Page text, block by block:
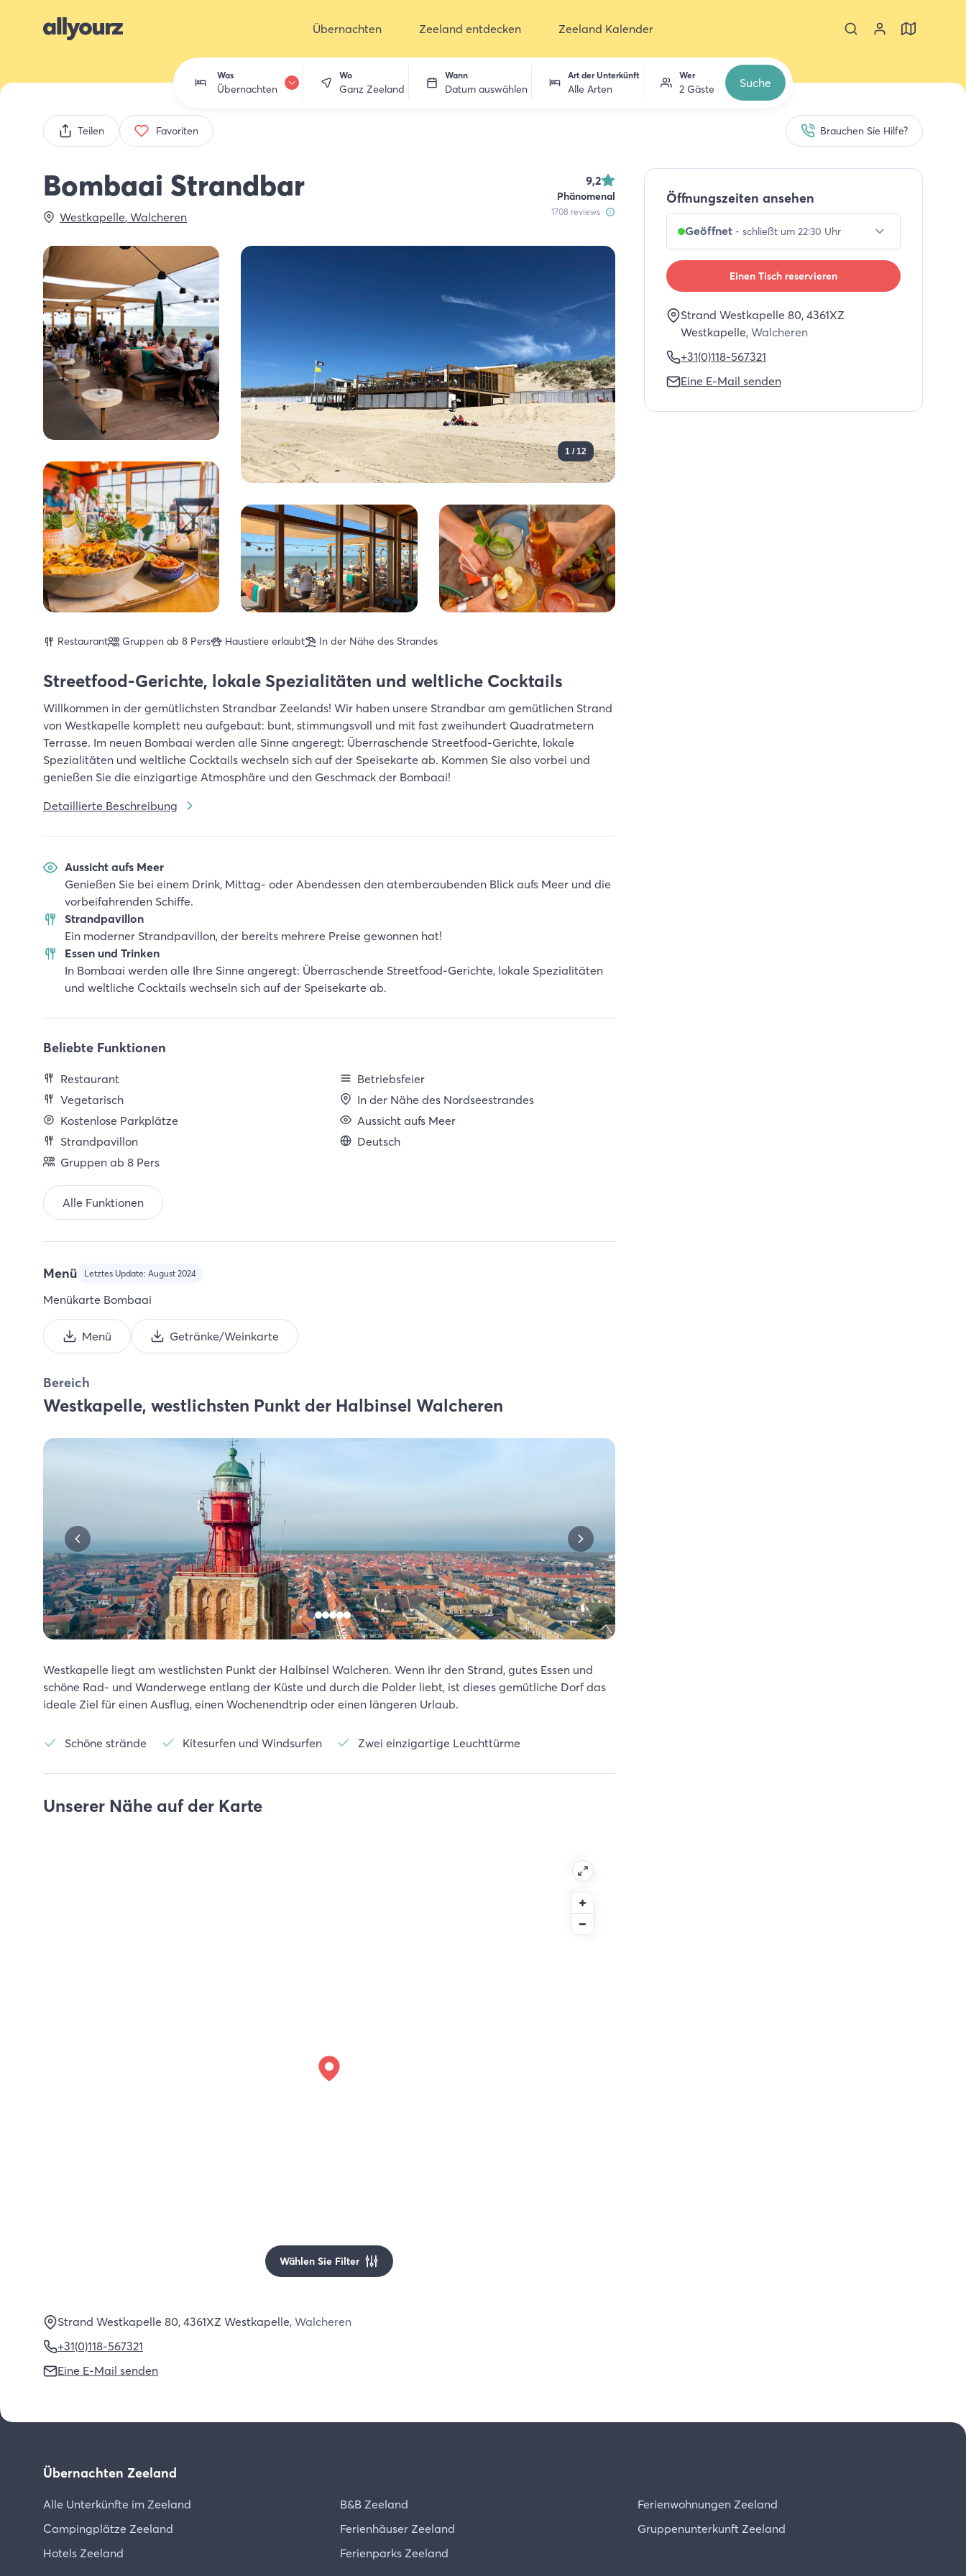
Übernachten Zeeland entdecken Zeeland Kalender
Was
Übernachten
Aktivitäten
Wo
Ganz Zeeland
Wann
Datum auswählen
Art der Unterkünft
Alle Arten
Wer
2 Gäste Suche
Teilen Favoriten Brauchen Sie Hilfe?
Bombaai Strandbar 9,2
Phänomenal
1708reviews
Westkapelle, Walcheren
1 / 12
Restaurant Gruppen ab 8 Pers Haustiere erlaubt In der Nähe des Strandes
Streetfood-Gerichte, lokale Spezialitäten und weltliche Cocktails
Willkommen in der gemütlichsten Strandbar Zeelands! Wir haben unsere Strandbar am gemütlichen Strand
von Westkapelle komplett neu aufgebaut: bunt, stimmungsvoll und mit fast zweihundert Quadratmetern
Terrasse. Im neuen Bombaai werden alle Sinne angeregt: Überraschende Streetfood-Gerichte, lokale
Spezialitäten und weltliche Cocktails wechseln sich auf der Speisekarte ab. Kommen Sie also vorbei und
genießen Sie die einzigartige Atmosphäre und den Geschmack der Bombaai!
Detaillierte Beschreibung
Aussicht aufs Meer
Genießen Sie bei einem Drink, Mittag- oder Abendessen den atemberaubenden Blick aufs Meer und die
vorbeifahrenden Schiffe.
Strandpavillon
Ein moderner Strandpavillon, der bereits mehrere Preise gewonnen hat!
Essen und Trinken
In Bombaai werden alle Ihre Sinne angeregt: Überraschende Streetfood-Gerichte, lokale Spezialitäten
und weltliche Cocktails wechseln sich auf der Speisekarte ab.
Beliebte Funktionen
Restaurant
Vegetarisch
Kostenlose Parkplätze
Strandpavillon
Gruppen ab 8 Pers
Betriebsfeier
In der Nähe des Nordseestrandes
Aussicht aufs Meer
Deutsch
Alle Funktionen
Menü Letztes Update: August 2024
Menükarte Bombaai
Menü Getränke/Weinkarte
Bereich
Westkapelle, westlichsten Punkt der Halbinsel Walcheren
Westkapelle liegt am westlichsten Punkt der Halbinsel Walcheren. Wenn ihr den Strand, gutes Essen und
schöne Rad- und Wanderwege entlang der Küste und durch die Polder liebt, ist dieses gemütliche Dorf das
ideale Ziel für einen Ausflug, einen Wochenendtrip oder einen längeren Urlaub.
Schöne strände Kitesurfen und Windsurfen Zwei einzigartige Leuchttürme
Unserer Nähe auf der Karte
Wählen Sie Filter
Strand Westkapelle 80, 4361XZ Westkapelle, Walcheren
+31(0)118-567321
Eine E-Mail senden
Öffnungszeiten ansehen
Geöffnet- schließt um 22:30 Uhr
Einen Tisch reservieren
Strand Westkapelle 80, 4361XZ
Westkapelle, Walcheren
+31(0)118-567321
Eine E-Mail senden
Übernachten Zeeland
Alle Unterkünfte im Zeeland
Campingplätze Zeeland
Hotels Zeeland
B&B Zeeland
Ferienhäuser Zeeland
Ferienparks Zeeland
Ferienwohnungen Zeeland
Gruppenunterkunft Zeeland